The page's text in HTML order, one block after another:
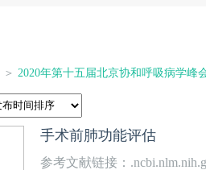
＞ 2020年第十五届北京协和呼吸病学峰
手术前肺功能评估
参考文献链接：